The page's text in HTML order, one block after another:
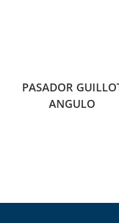
PASADOR
ANGULO